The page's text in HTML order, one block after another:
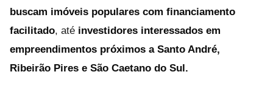
buscam imóveis populares com financiamento
facilitado, até investidores interessados em
empreendimentos próximos a Santo André,
Ribeirão Pires e São Caetano do Sul.